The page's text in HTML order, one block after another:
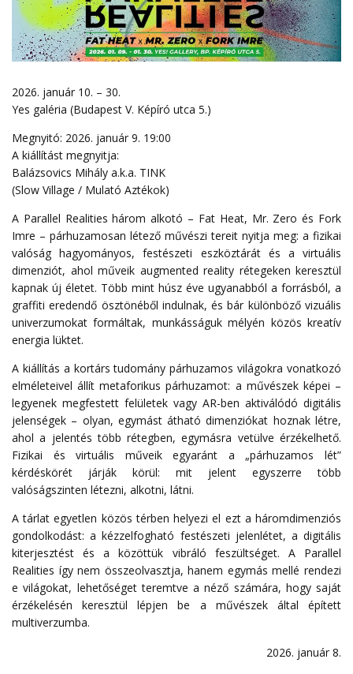
2026. január 10. – 30.
Yes galéria (Budapest V. Képíró utca 5.)
Megnyitó: 2026. január 9. 19:00
A kiállítást megnyitja:
Balázsovics Mihály a.k.a. TINK
(Slow Village / Mulató Aztékok)
A Parallel Realities három alkotó – Fat Heat, Mr. Zero és Fork
Imre – párhuzamosan létező művészi tereit nyitja meg: a fizikai
valóság hagyományos, festészeti eszköztárát és a virtuális
dimenziót, ahol műveik augmented reality rétegeken keresztül
kapnak új életet. Több mint húsz éve ugyanabból a forrásból, a
graffiti eredendő ösztönéből indulnak, és bár különböző vizuális
univerzumokat formáltak, munkásságuk mélyén közös kreatív
energia lüktet.
A kiállítás a kortárs tudomány párhuzamos világokra vonatkozó
elméleteivel állít metaforikus párhuzamot: a művészek képei –
legyenek megfestett felületek vagy AR-ben aktiválódó digitális
jelenségek – olyan, egymást átható dimenziókat hoznak létre,
ahol a jelentés több rétegben, egymásra vetülve érzékelhető.
Fizikai és virtuális műveik egyaránt a „párhuzamos lét”
kérdéskörét járják körül: mit jelent egyszerre több
valóságszinten létezni, alkotni, látni.
A tárlat egyetlen közös térben helyezi el ezt a háromdimenziós
gondolkodást: a kézzelfogható festészeti jelenlétet, a digitális
kiterjesztést és a közöttük vibráló feszültséget. A Parallel
Realities így nem összeolvasztja, hanem egymás mellé rendezi
e világokat, lehetőséget teremtve a néző számára, hogy saját
érzékelésén keresztül lépjen be a művészek által épített
multiverzumba.
2026. január 8.